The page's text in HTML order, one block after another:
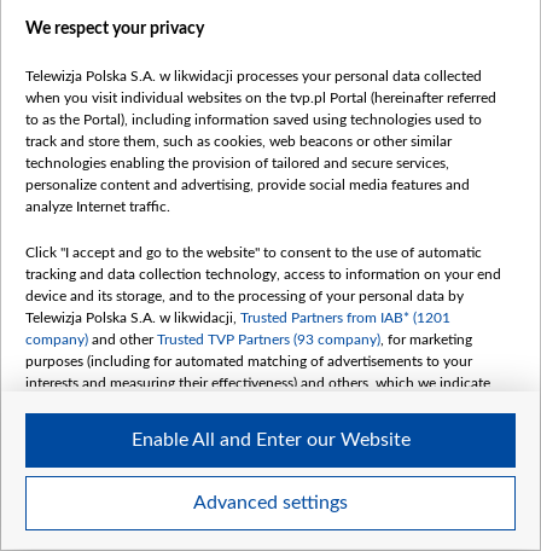
Вядома, як пакаралі замежніка,
які напаў на супрацоўніка метро,
каб даехаць да Смаленску
Латушка
«Новай
Катэгорыі
Навіны
Вайна
We respect your privacy
Telewizja Polska S.A. w likwidacji processes your personal data collected
when you visit individual websites on the tvp.pl Portal (hereinafter referred
to as the Portal), including information saved using technologies used to
track and store them, such as cookies, web beacons or other similar
technologies enabling the provision of tailored and secure services,
personalize content and advertising, provide social media features and
analyze Internet traffic.
Click "I accept and go to the website" to consent to the use of automatic
tracking and data collection technology, access to information on your end
device and its storage, and to the processing of your personal data by
Telewizja Polska S.A. w likwidacji, Trusted Partners from IAB* (1201
company) and otherTrusted TVP Partners (93 company) , for marketing
purposes (including for automated matching of advertisements to your
interests and measuring their effectiveness) and others, which we indicate
The purposes of processing your data by TVP S.A. w likwidacji are as
follows:
Use limited data to select advertising
Create profiles for personalised advertising
Advanced settings
Enable All and Enter our Website